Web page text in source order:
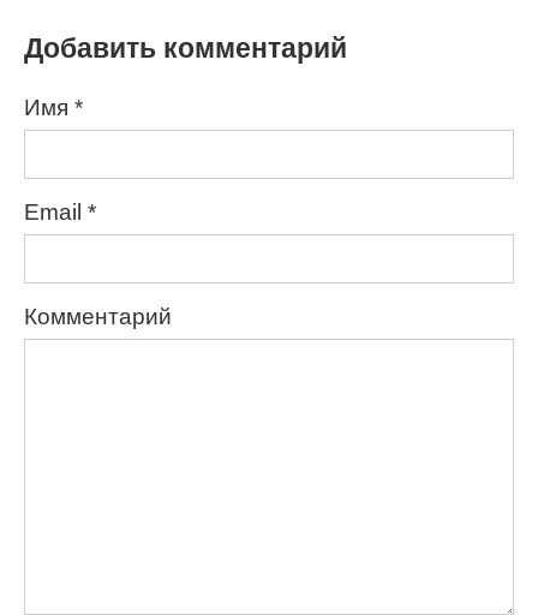
Добавить комментарий
Имя *
Email *
Комментарий